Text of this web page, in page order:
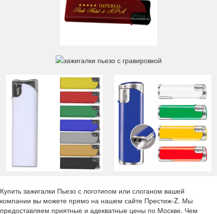
Купить зажигалки Пьезо с логотипом или слоганом вашей
компании вы можете прямо на нашем сайте Престиж-Z. Мы
предоставляем приятные и адекватные цены по Москве. Чем